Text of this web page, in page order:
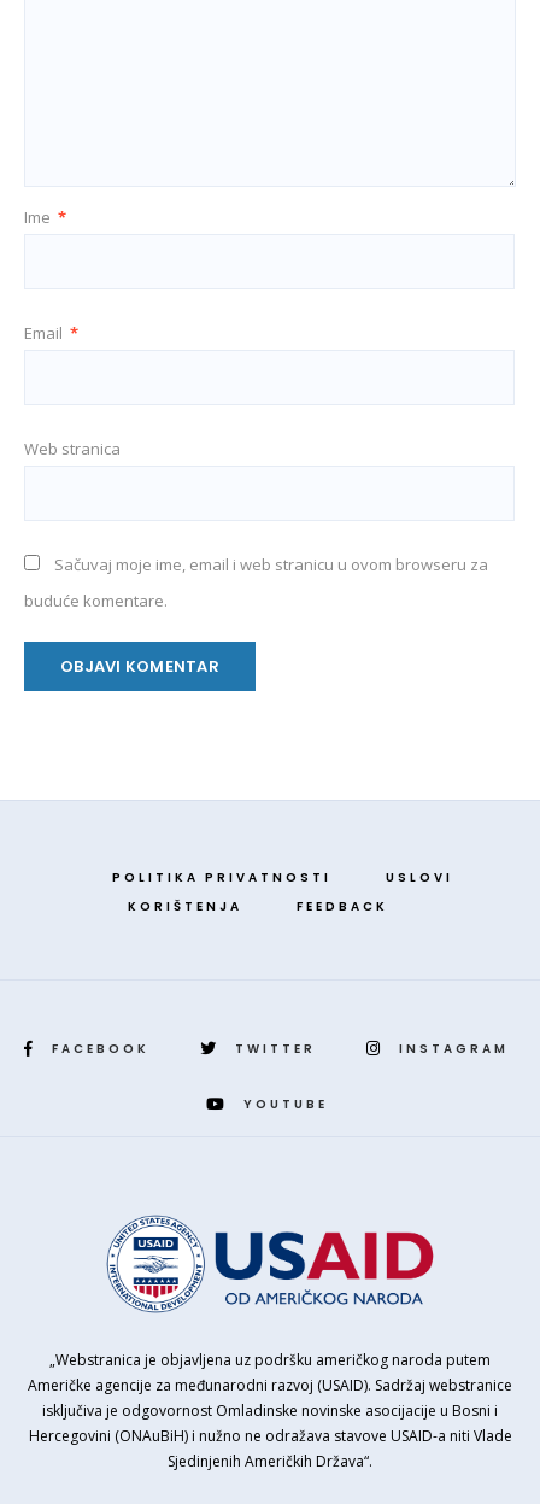
Ime *
Email *
Web stranica
Sačuvaj moje ime, email i web stranicu u ovom browseru za
buduće komentare.
POLITIKA PRIVATNOSTI
USLOVI
KORIŠTENJA
FEEDBACK
FACEBOOK TWITTER INSTAGRAM
YOUTUBE
„Webstranica je objavljena uz podršku američkog naroda putem
Američke agencije za međunarodni razvoj (USAID). Sadržaj webstranice
isključiva je odgovornost Omladinske novinske asocijacije u Bosni i
Hercegovini (ONAuBiH) i nužno ne odražava stavove USAID-a niti Vlade
Sjedinjenih Američkih Država“.